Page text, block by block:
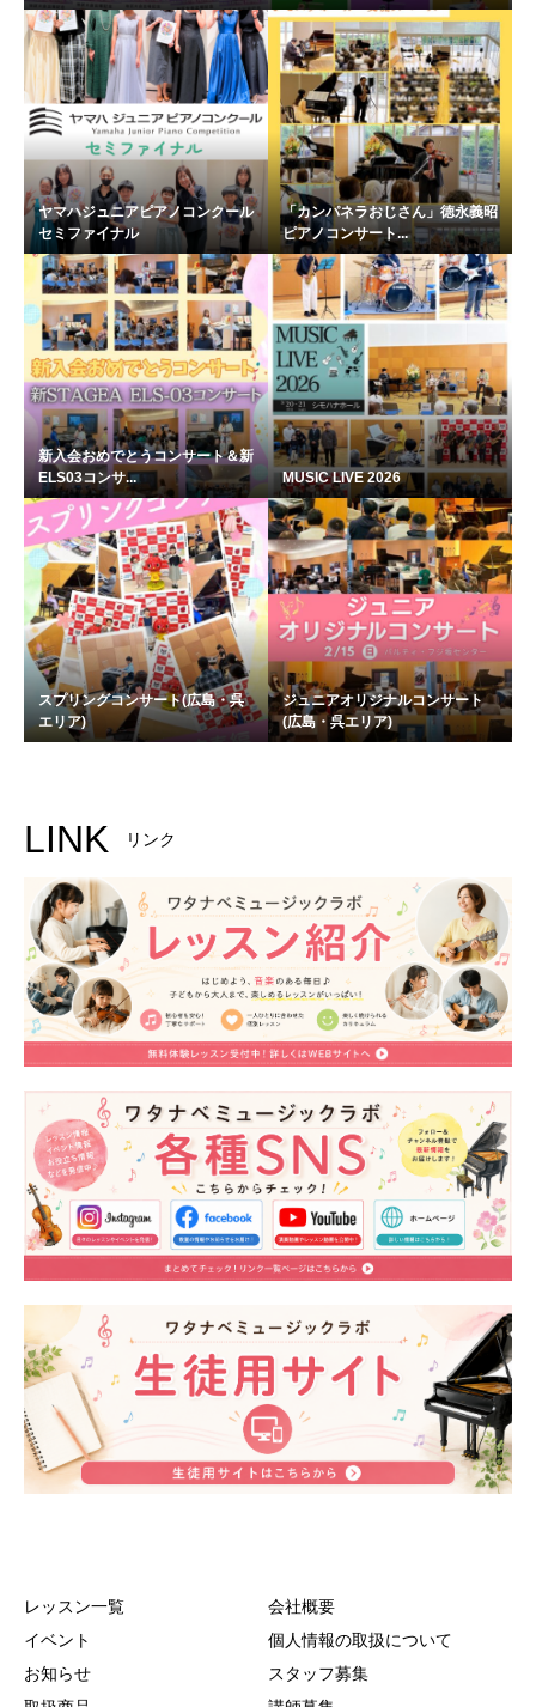
ヤマハジュニアピアノコンクール
セミファイナル
「カンパネラおじさん」徳永義昭
ピアノコンサート...
新入会おめでとうコンサート＆新
ELS03コンサ...
MUSIC LIVE 2026
スプリングコンサート(広島・呉
エリア)
ジュニアオリジナルコンサート
(広島・呉エリア)
LINK リンク
レッスン一覧
イベント
お知らせ
会社概要
個人情報の取扱について
スタッフ募集